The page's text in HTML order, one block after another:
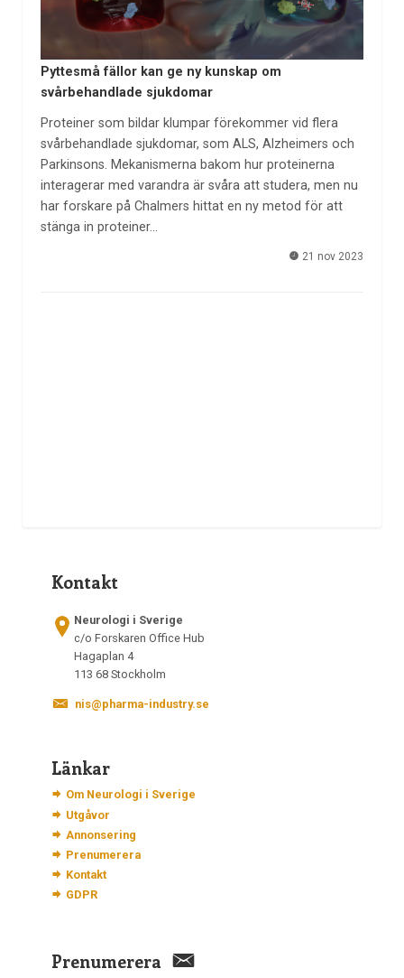
Pyttesmå fällor kan ge ny kunskap om
svårbehandlade sjukdomar
Proteiner som bildar klumpar förekommer vid flera
svårbehandlade sjukdomar, som ALS, Alzheimers och
Parkinsons. Mekanismerna bakom hur proteinerna
interagerar med varandra är svåra att studera, men nu
har forskare på Chalmers hittat en ny metod för att
stänga in proteiner…
21 nov 2023
Kontakt
Neurologi i Sverige
c/o Forskaren Office Hub
Hagaplan 4
113 68 Stockholm
nis@pharma-industry.se
Länkar
Om Neurologi i Sverige
Utgåvor
Annonsering
Prenumerera
Kontakt
GDPR
Prenumerera